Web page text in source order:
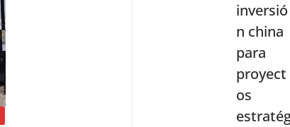
inversió
n china
para
proyect
os